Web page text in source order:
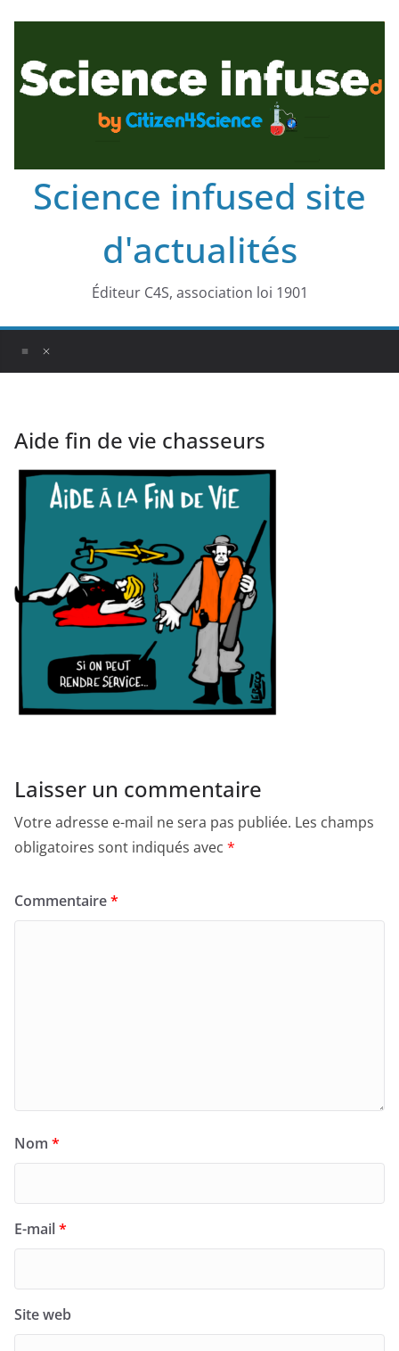
Science infused site
d'actualités
Éditeur C4S, association loi 1901
Aide fin de vie chasseurs
Laisser un commentaire
Votre adresse e-mail ne sera pas publiée. Les champs
obligatoires sont indiqués avec *
Commentaire*
Nom *
E-mail*
Site web